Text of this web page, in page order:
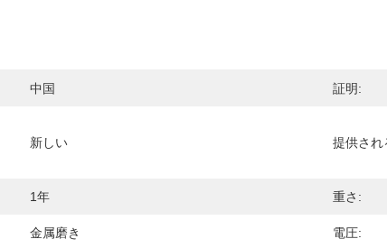
中国 証明:
新しい 提供され
1年 重さ:
金属磨き 電圧: